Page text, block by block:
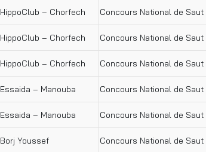
HippoClub – Chorfech Concours National de
HippoClub – Chorfech Concours National de
HippoClub – Chorfech Concours National de
Essaida – Manouba Concours National de
Essaida – Manouba Concours National de
Borj Youssef Concours National de